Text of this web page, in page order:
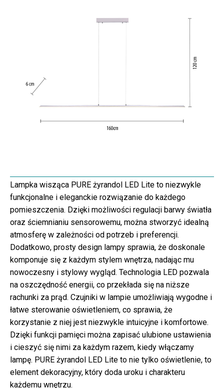
Lampka wisząca PURE żyrandol LED Lite to niezwykle
funkcjonalne i eleganckie rozwiązanie do każdego
pomieszczenia. Dzięki możliwości regulacji barwy światła
oraz ściemnianiu sensorowemu, można stworzyć idealną
atmosferę w zależności od potrzeb i preferencji.
Dodatkowo, prosty design lampy sprawia, że doskonale
komponuje się z każdym stylem wnętrza, nadając mu
nowoczesny i stylowy wygląd. Technologia LED pozwala
na oszczędność energii, co przekłada się na niższe
rachunki za prąd. Czujniki w lampie umożliwiają wygodne i
łatwe sterowanie oświetleniem, co sprawia, że
korzystanie z niej jest niezwykle intuicyjne i komfortowe.
Dzięki funkcji pamięci można zapisać ulubione ustawienia
i cieszyć się nimi za każdym razem, kiedy włączamy
lampę. PURE żyrandol LED Lite to nie tylko oświetlenie, to
element dekoracyjny, który doda uroku i charakteru
każdemu wnętrzu.